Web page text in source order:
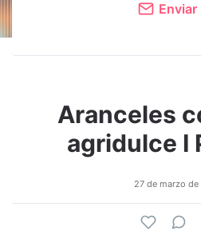
Enviar
Aranceles
agridulce I
27 de marzo